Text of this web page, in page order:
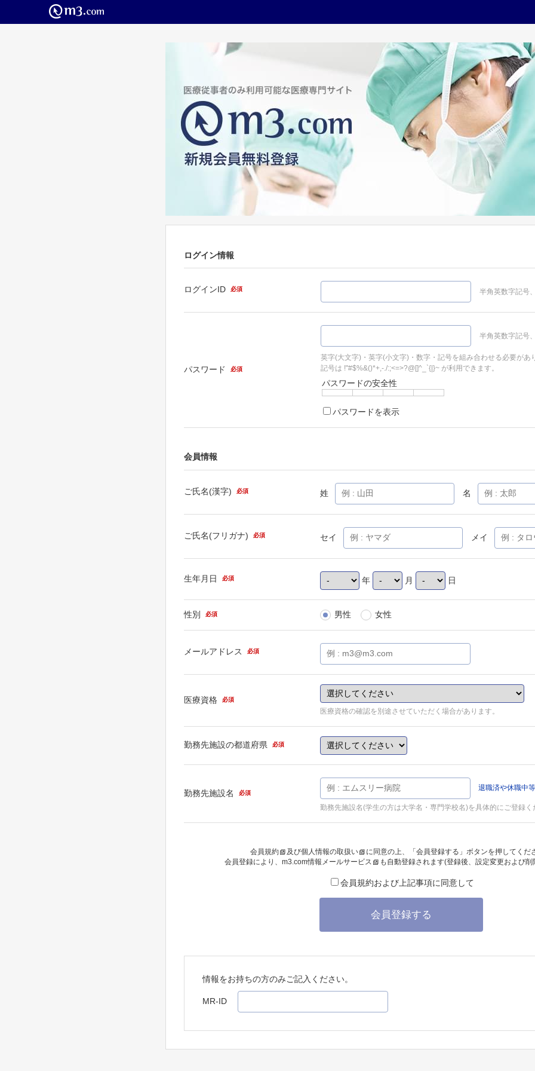
ログイン情報
ログインID 必須 半角英数字記号
パスワード 必須
半角英数字記号
英字(大文字)・英字(小文字)・数字・記号を組み合わせる必要があ
記号は !"#$%&()*+,-./:;<=>?@[]^_`{|}~ が利用できます。
パスワードの安全性
パスワードを表示
会員情報
ご氏名(漢字) 必須 姓 名
ご氏名(フリガナ) 必須 セイ メイ
生年月日 必須 年 月 日
性別 必須 男性 女性
メールアドレス 必須
医療資格 必須
医療資格の確認を別途させていただく場合があります。
勤務先施設の都道府県 必須
勤務先施設名 必須
退職済や休職中
勤務先施設名(学生の方は大学名・専門学校名)を具体的にご登録く
会員規約 及び個人情報の取扱い
に同意の上、「会員登録する」ボタンを押してくだ
会員登録により、 m3.com情報メールサービス も自動登録されます(登録後、設定変更および
会員規約および上記事項に同意して
会員登録する
情報をお持ちの方のみご記入ください。
MR-ID